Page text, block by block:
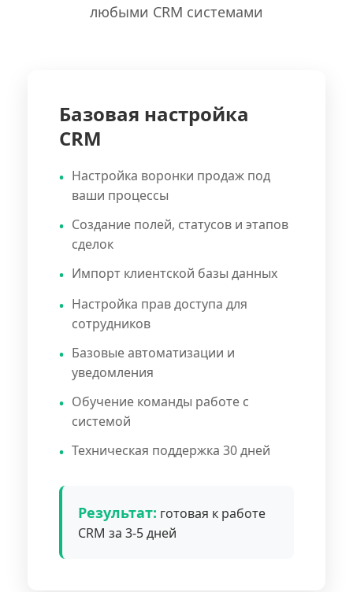
любыми CRM системами
Базовая настройка
CRM
Настройка воронки продаж под
ваши процессы
Создание полей, статусов и этапов
сделок
Импорт клиентской базы данных
Настройка прав доступа для
сотрудников
Базовые автоматизации и
уведомления
Обучение команды работе с
системой
Техническая поддержка 30 дней
Результат: готовая к работе
CRM за 3-5 дней